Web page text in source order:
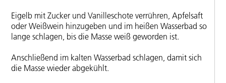
Eigelb mit Zucker und Vanilleschote verrühren, Apfelsaft
oder Weißwein hinzugeben und im heißen Wasserbad so
lange schlagen, bis die Masse weiß geworden ist.
Anschließend im kalten Wasserbad schlagen, damit sich
die Masse wieder abgekühlt.